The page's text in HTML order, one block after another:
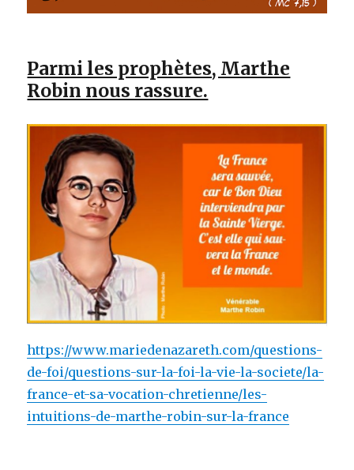
Parmi les prophètes, Marthe
Robin nous rassure.
https://www.mariedenazareth.com/questions-
de-foi/questions-sur-la-foi-la-vie-la-societe/la-
france-et-sa-vocation-chretienne/les-
intuitions-de-marthe-robin-sur-la-france